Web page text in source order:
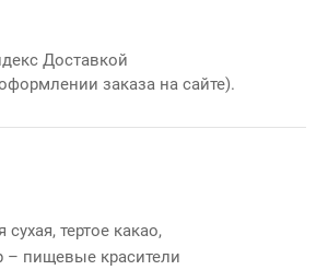
Доставкой
заказа на сайте).
тертое какао,
– пищевые красители